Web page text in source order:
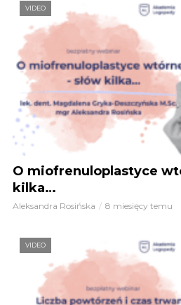
VIDEO
O miofrenuloplastyce
kilka…
Aleksandra Rosińska 8 miesięcy temu
VIDEO